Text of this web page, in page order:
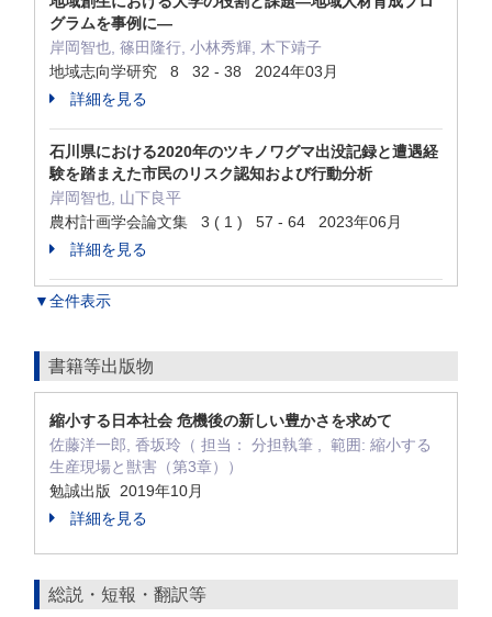
グラムを事例に―
岸岡智也, 篠田隆行, 小林秀輝, 木下靖子
地域志向学研究 8 32 - 38 2024年03月
詳細を見る
石川県における2020年のツキノワグマ出没記録と遭遇経
験を踏まえた市民のリスク認知および行動分析
岸岡智也, 山下良平
農村計画学会論文集 3 ( 1 ) 57 - 64 2023年06月
詳細を見る
▼全件表示
書籍等出版物
縮小する日本社会 危機後の新しい豊かさを求めて
佐藤洋一郎, 香坂玲（ 担当： 分担執筆 , 範囲: 縮小する
生産現場と獣害（第3章））
勉誠出版 2019年10月
詳細を見る
総説・短報・翻訳等